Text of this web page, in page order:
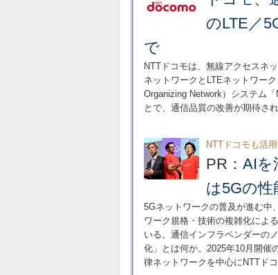
のLTE／
で
NTTドコモは、無線アクセスネ
ネットワークとLTEネットワー
Organizing Network）システム
とで、通信品質の改善が期待され
NTTドコモも活
PR： AIを
は5Gの
5Gネットワークの普及が進む中
ワーク規格・技術の複雑化によ
いる。通信インフラベンダーの
化」とは何か。2025年10月開催
律ネットワークを中心にNTTド